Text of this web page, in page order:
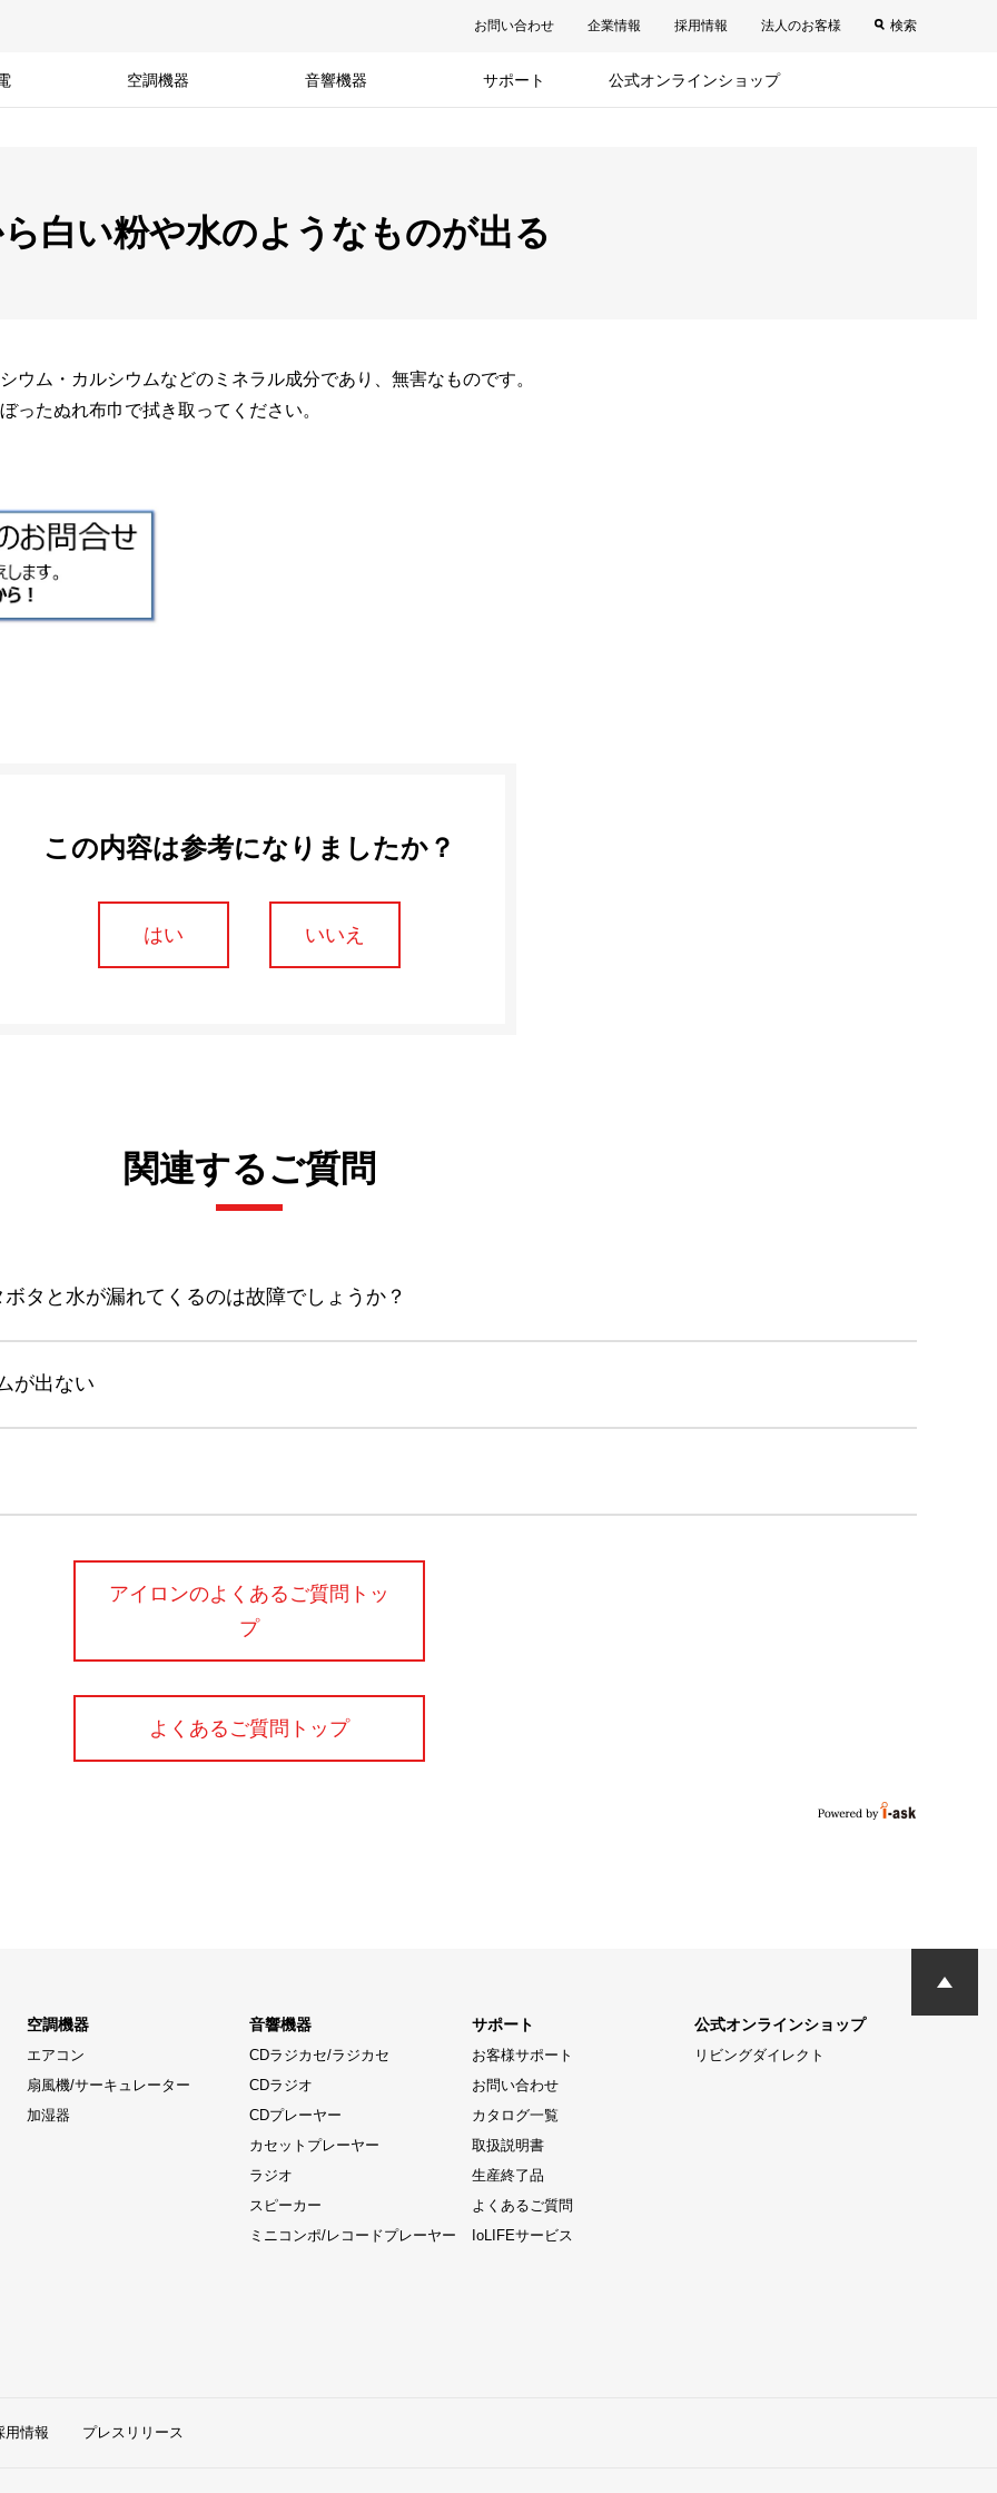
お問い合わせ 企業情報 採用情報 法人のお客様 検索
空調機器 音響機器 サポート 公式オンラインショップ
白い粉や水のようなものが出る
ウム・カルシウムなどのミネラル成分であり、無害なものです。
ったぬれ布巾で拭き取ってください。
この内容は参考になりましたか？
はい いいえ
関連するご質問
タと水が漏れてくるのは故障でしょうか？
が出ない
アイロンのよくあるご質問トッ
プ
よくあるご質問トップ
空調機器
エアコン
扇風機/サーキュレーター
加湿器
音響機器
CDラジカセ/ラジカセ
CDラジオ
CDプレーヤー
カセットプレーヤー
ラジオ
スピーカー
ミニコンポ/レコードプレーヤー
サポート
お客様サポート
お問い合わせ
カタログ一覧
取扱説明書
生産終了品
よくあるご質問
IoLIFEサービス
公式オンラインショップ
リビングダイレクト
用情報 プレスリリース